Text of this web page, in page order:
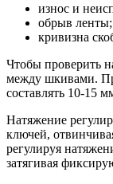
износ и
обрыв ленты;
кривизна
Чтобы проверить
между шкивами.
составлять 10-15
Натяжение
ключей,
регулируя
затягивая